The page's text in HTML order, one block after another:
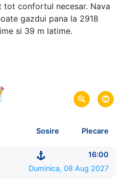
tot confortul necesar. Nava
gazdui pana la 2918
si 39 m latime.
in
din Miami, Florida, SUA
Sosire Plecare
16:00
Duminica, 08 Aug 2027